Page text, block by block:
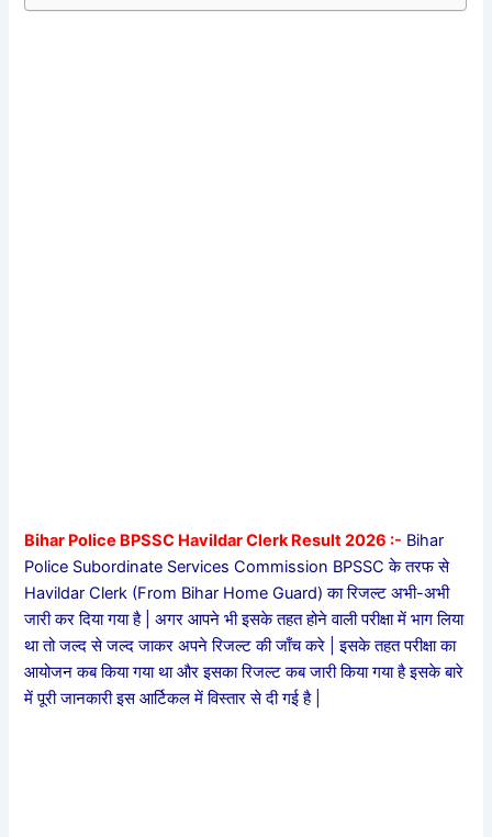
Bihar Police BPSSC Havildar Clerk Result 2026 :- Bihar
Police Subordinate Services Commission BPSSC के तरफ से
Havildar Clerk (From Bihar Home Guard) का रिजल्ट अभी-अभी
जारी कर दिया गया है | अगर आपने भी इसके तहत होने वाली परीक्षा में भाग लिया
था तो जल्द से जल्द जाकर अपने रिजल्ट की जाँच करे | इसके तहत परीक्षा का
आयोजन कब किया गया था और इसका रिजल्ट कब जारी किया गया है इसके बारे
में पूरी जानकारी इस आर्टिकल में विस्तार से दी गई है |